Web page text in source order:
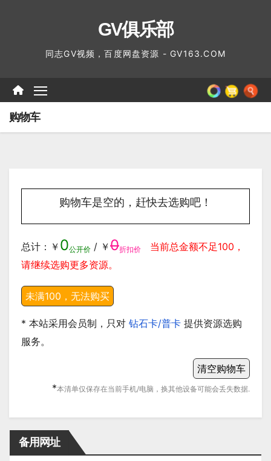
GV俱乐部
同志GV视频，百度网盘资源 - GV163.COM
购物车
购物车是空的，赶快去选购吧！
总计：￥ 0公开价 / ￥0折扣价
当前总金额不足100，
请继续选购更多资源。
* 本站采用会员制，只对 钻石卡/普卡 提供资源选购
服务。
*本清单仅保存在当前手机/电脑，换其他设备可能会丢失数据.
备用网址